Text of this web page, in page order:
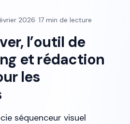
2026· 17 min de lecture
l’outil de
et rédaction
les
séquenceur visuel